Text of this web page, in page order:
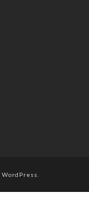
WordPress